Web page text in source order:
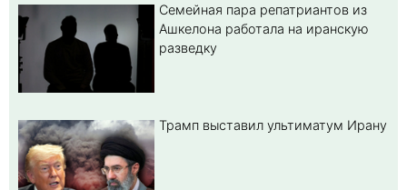
Семейная пара репатриантов из
Ашкелона работала на иранскую
разведку
Трамп выставил ультиматум Ирану